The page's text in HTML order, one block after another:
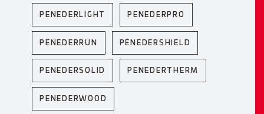
PENEDERLIGHT PENEDERPRO
PENEDERRUN PENEDERSHIELD
PENEDERSOLID PENEDERTHERM
PENEDERWOOD